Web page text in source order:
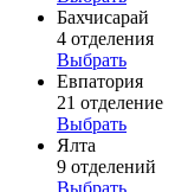
Бахчисарай
4 отделения
Выбрать
Евпатория
21 отделение
Выбрать
Ялта
9 отделений
Выбрать